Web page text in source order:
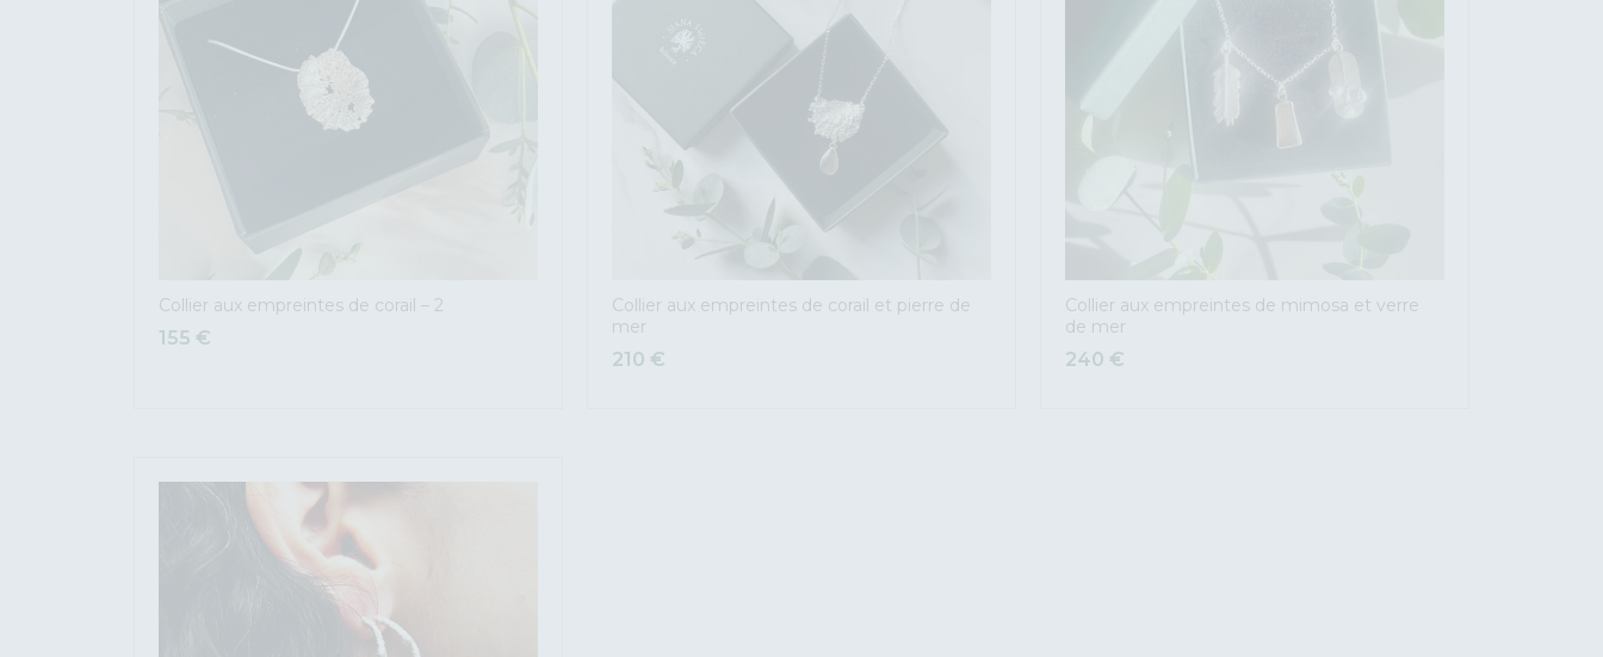
Collier aux empreintes de corail – 2
155 €
Collier aux empreintes de corail et pierre de
mer
210 €
Collier aux empreintes de mimosa et verre
de mer
240 €